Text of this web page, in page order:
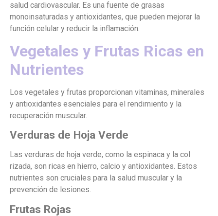
salud cardiovascular. Es una fuente de grasas
monoinsaturadas y antioxidantes, que pueden mejorar la
función celular y reducir la inflamación.
Vegetales y Frutas Ricas en
Nutrientes
Los vegetales y frutas proporcionan vitaminas, minerales
y antioxidantes esenciales para el rendimiento y la
recuperación muscular.
Verduras de Hoja Verde
Las verduras de hoja verde, como la espinaca y la col
rizada, son ricas en hierro, calcio y antioxidantes. Estos
nutrientes son cruciales para la salud muscular y la
prevención de lesiones.
Frutas Rojas